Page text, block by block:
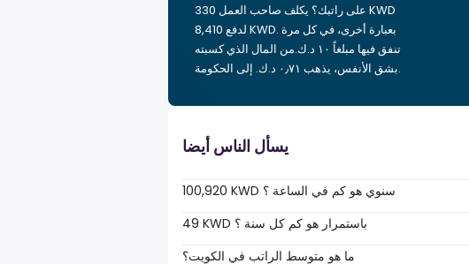
على راتبك؟ يكلف صاحب العمل 330 KWD
لدفع 8,410 KWD. بعبارة أخرى، في كل مرة
تنفق فيها مبلغاً ‏١٠ د.ك.‏من المال الذي كسبته
بشق الأنفس، يذهب ‏٠٫٧١ د.ك.‏ إلى الحكومة.
يسأل الناس أيضا
100,920 KWD سنوي هو كم في الساعة ؟
49 KWD باستمرار هو كم كل سنة ؟
ما هو متوسط الراتب في الكويت؟